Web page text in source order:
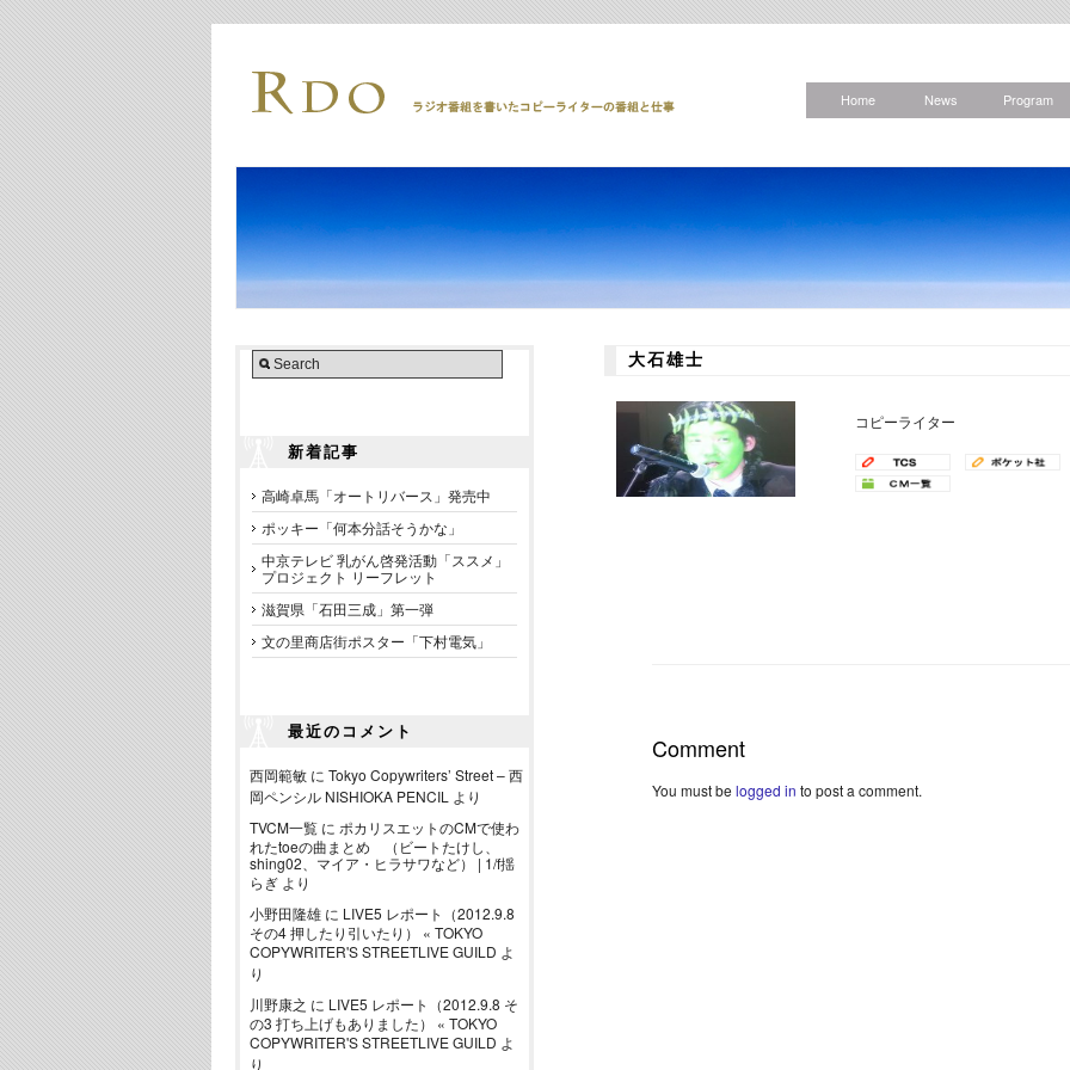
Home News Program
新着記事
高崎卓馬「オートリバース」発売中
ポッキー「何本分話そうかな」
中京テレビ 乳がん啓発活動「ススメ」
プロジェクト リーフレット
滋賀県「石田三成」第一弾
文の里商店街ポスター「下村電気」
最近のコメント
西岡範敏 に Tokyo Copywriters’ Street – 西
岡ペンシル NISHIOKA PENCIL より
TVCM一覧 に ポカリスエットのCMで使わ
れたtoeの曲まとめ （ビートたけし、
shing02、マイア・ヒラサワなど） | 1/f揺
らぎ より
小野田隆雄 に LIVE5 レポート（2012.9.8
その4 押したり引いたり） « TOKYO
COPYWRITER'S STREETLIVE GUILD よ
り
川野康之 に LIVE5 レポート（2012.9.8 そ
の3 打ち上げもありました） « TOKYO
COPYWRITER'S STREETLIVE GUILD よ
り
大石雄士
コピーライター
Comment
You must be logged in to post a comment.